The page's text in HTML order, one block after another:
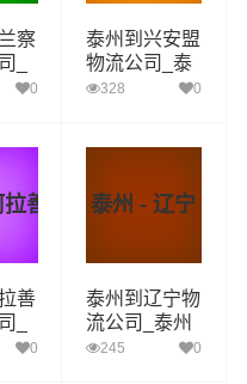
察
_
察
0
泰州到兴安盟
物流公司_泰
州到兴安盟货
328 0
善盟
善
_
善
0
泰州 - 辽宁
泰州到辽宁物
流公司_泰州
到辽宁货运_
245 0